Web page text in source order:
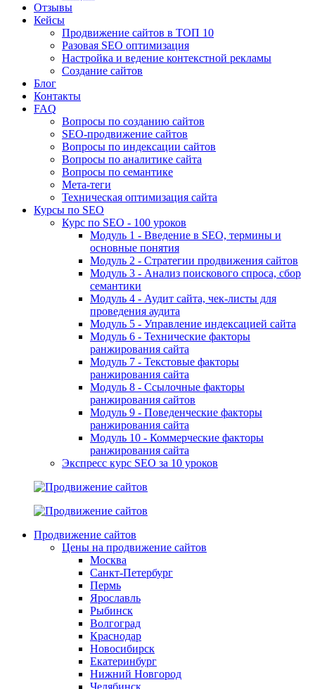
Отзывы
Кейсы
Продвижение сайтов в ТОП 10
Разовая SEO оптимизация
Настройка и ведение контекстной рекламы
Создание сайтов
Блог
Контакты
FAQ
Вопросы по созданию сайтов
SEO-продвижение сайтов
Вопросы по индексации сайтов
Вопросы по аналитике сайта
Вопросы по семантике
Мета-теги
Техническая оптимизация сайта
Курсы по SEO
Курс по SEO - 100 уроков
Модуль 1 - Введение в SEO, термины и
основные понятия
Модуль 2 - Стратегии продвижения сайтов
Модуль 3 - Анализ поискового спроса, сбор
семантики
Модуль 4 - Аудит сайта, чек-листы для
проведения аудита
Модуль 5 - Управление индексацией сайта
Модуль 6 - Технические факторы
ранжирования сайта
Модуль 7 - Текстовые факторы
ранжирования сайта
Модуль 8 - Ссылочные факторы
ранжирования сайтов
Модуль 9 - Поведенческие факторы
ранжирования сайта
Модуль 10 - Коммерческие факторы
ранжирования сайта
Экспресс курс SEO за 10 уроков
Продвижение сайтов
Цены на продвижение сайтов
Москва
Санкт-Петербург
Пермь
Ярославль
Рыбинск
Волгоград
Краснодар
Новосибирск
Екатеринбург
Нижний Новгород
Челябинск